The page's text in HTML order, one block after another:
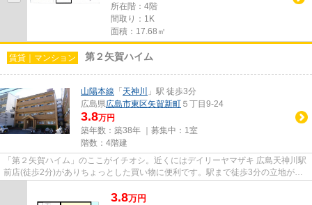
所在階：4階
間取り：1K
面積：17.68㎡
賃貸｜マンション 第２矢賀ハイム
山陽本線 「天神川
」駅 徒歩3分
広島県広島市東区矢賀新町 ５丁目9-24
3.8万円
築年数：築38年 ｜募集中： 1室
階数：4階建
「第２矢賀ハイム」のここがイチオシ。近くにはデイリーヤマザキ 広島天神川駅
前店(徒歩2分)がありちょっとした買い物に便利です。駅まで徒歩3分の立地が魅
力的な、利便性の高い物件で...
3.8万円